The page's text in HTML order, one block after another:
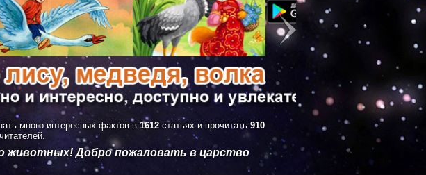
много интересных фактов в 1612 статьях и прочитать 910
животных! Добро пожаловать в царство